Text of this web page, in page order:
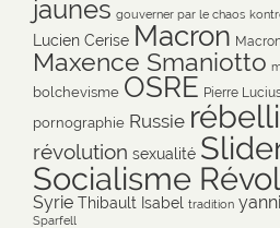
jaunes gouverner par le chaos
Lucien Cerise Macron
Maxence Smaniotto
bolchevisme OSRE Pierre
pornographie Russie
révolution sexualité
Socialisme
Syrie Thibault Isabel tradition
Sparfell